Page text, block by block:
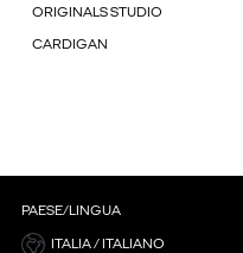
ORIGINALS STUDIO
CARDIGAN
PAESE/LINGUA
ITALIA / ITALIANO